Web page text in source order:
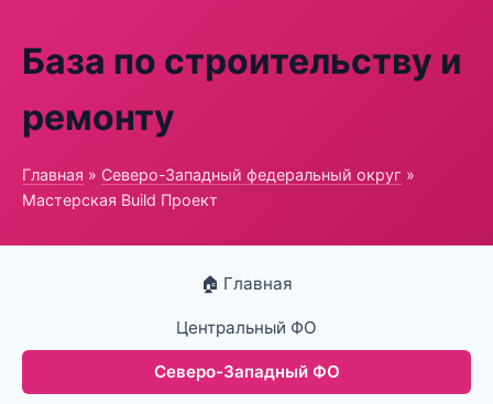
База по строительству и
ремонту
Главная » Северо-Западный федеральный округ »
Мастерская Build Проект
🏠 Главная
Центральный ФО
Северо-Западный ФО